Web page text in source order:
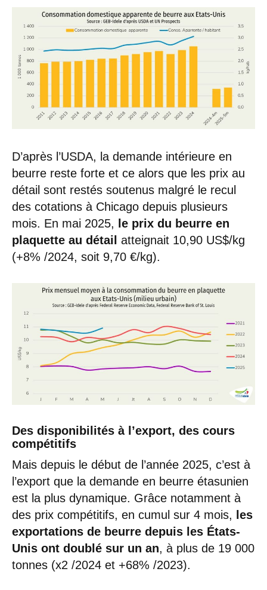
D’après l’USDA, la demande intérieure en
beurre reste forte et ce alors que les prix au
détail sont restés soutenus malgré le recul
des cotations à Chicago depuis plusieurs
mois. En mai 2025,
le prix du beurre en
plaquette au détail atteignait 10,90 US$/kg
(+8% /2024, soit 9,70 €/kg).
Des disponibilités à l’export, des cours
compétitifs
Mais depuis le début de l’année 2025, c’est à
l’export que la demande en beurre étasunien
est la plus dynamique. Grâce notamment à
des prix compétitifs, en cumul sur 4 mois,
les
exportations de beurre depuis les États-
Unis ont doublé sur un an, à plus de 19 000
tonnes (x2 /2024 et +68% /2023).